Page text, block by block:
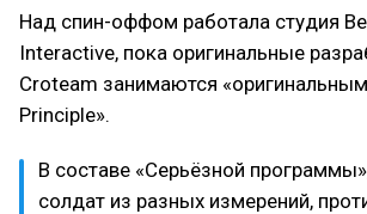
Над спин-оффом работала студия
Interactive, пока оригинальные
Croteam занимаются
Principle».
В составе «Серьёзной
солдат из разных измерений,